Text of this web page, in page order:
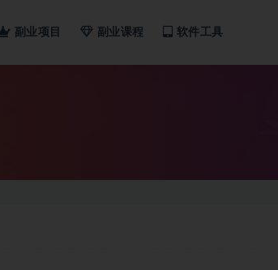
副业项目 副业课程 软件工具